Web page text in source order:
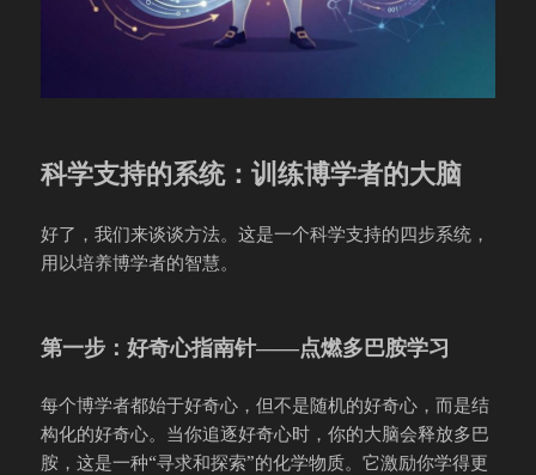
科学支持的系统：训练博学者的大脑
好了，我们来谈谈方法。这是一个科学支持的四步系统，
用以培养博学者的智慧。
第一步：好奇心指南针——点燃多巴胺学习
每个博学者都始于好奇心，但不是随机的好奇心，而是结
构化的好奇心。当你追逐好奇心时，你的大脑会释放多巴
胺，这是一种“寻求和探索”的化学物质。它激励你学得更